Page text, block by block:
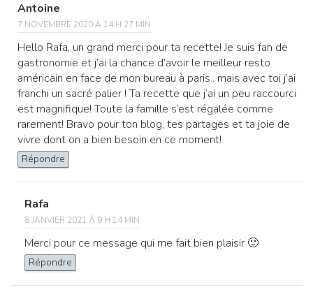
Antoine
7 NOVEMBRE 2020 À 14 H 27 MIN
Hello Rafa, un grand merci pour ta recette! Je suis fan de
gastronomie et j’ai la chance d’avoir le meilleur resto
américain en face de mon bureau à paris.. mais avec toi j’ai
franchi un sacré palier ! Ta recette que j’ai un peu raccourci
est magnifique! Toute la famille s’est régalée comme
rarement! Bravo pour ton blog, tes partages et ta joie de
vivre dont on a bien besoin en ce moment!
Répondre
Rafa
8 JANVIER 2021 À 9 H 14 MIN
Merci pour ce message qui me fait bien plaisir 🙂
Répondre